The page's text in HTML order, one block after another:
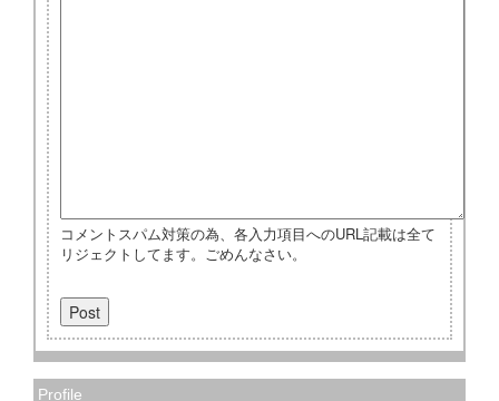
コメントスパム対策の為、各入力項目へのURL記載は全て
リジェクトしてます。ごめんなさい。
Profile